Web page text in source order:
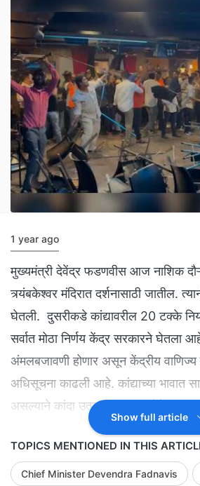
1 year ago
मुख्यमंत्री देवेंद्र फडणवीस आज नाशिक
त्र्यंबकेश्वर मंदिरात दर्शनासाठी जातील.
घेतली. दुसरीकडे कांद्यावरील 20 टक्के
सर्वात मोठा निर्णय केंद्र सरकारने घेतला
अंमलबजावणी होणार असून केंद्रीय वाणिज्य
अधिसूचना काढली आहे. कांद्याच्या भावात
असल्याने कांदा उत्पादक नाराज होते.
दिलासा मिळाला आहे.
Show full article
TOPICS MENTIONED IN THIS
Chief Minister Devendra Fadnavis